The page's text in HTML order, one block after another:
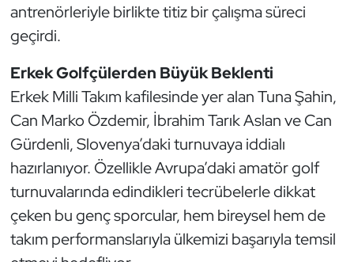
antrenörleriyle birlikte titiz bir çalışma süreci
geçirdi.
Erkek Golfçülerden Büyük Beklenti
Erkek Milli Takım kafilesinde yer alan Tuna Şahin,
Can Marko Özdemir, İbrahim Tarık Aslan ve Can
Gürdenli, Slovenya’daki turnuvaya iddialı
hazırlanıyor. Özellikle Avrupa’daki amatör golf
turnuvalarında edindikleri tecrübelerle dikkat
çeken bu genç sporcular, hem bireysel hem de
takım performanslarıyla ülkemizi başarıyla temsil
Kempo
Kürek
Masa Tenisi
Modern Pentatlon
Motor Sporları